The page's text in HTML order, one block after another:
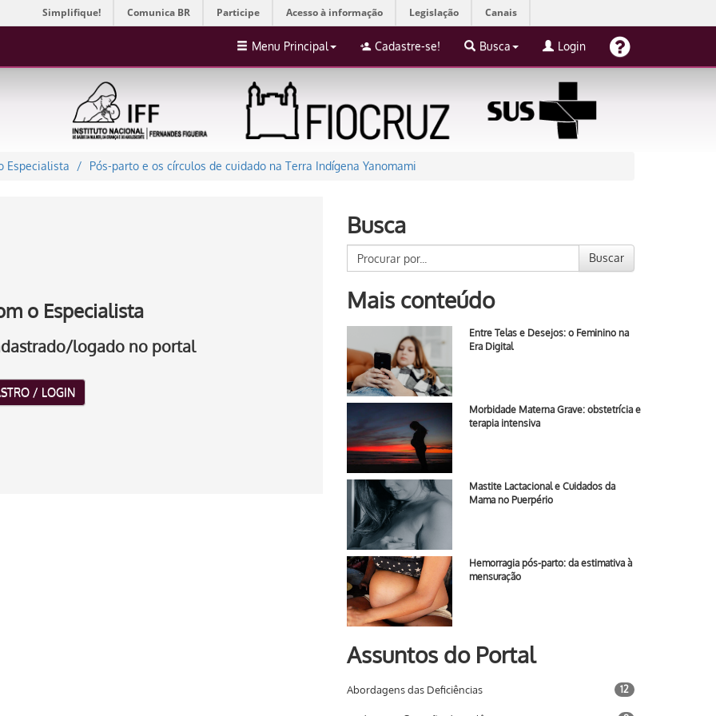
Simplifique! Comunica BR Participe Acesso à informação Legislação Canais
Menu Principal Cadastre-se! Busca Login
Especialista Pós-parto e os círculos de cuidado na Terra Indígena Yanomami
o Especialista
logado no portal
/ LOGIN
Busca
Buscar
Mais conteúdo
Entre Telas e Desejos: o Feminino na
Era Digital
Morbidade Materna Grave: obstetrícia e
terapia intensiva
Mastite Lactacional e Cuidados da
Mama no Puerpério
Hemorragia pós-parto: da estimativa à
mensuração
Assuntos do Portal
Abordagens das Deficiências 12